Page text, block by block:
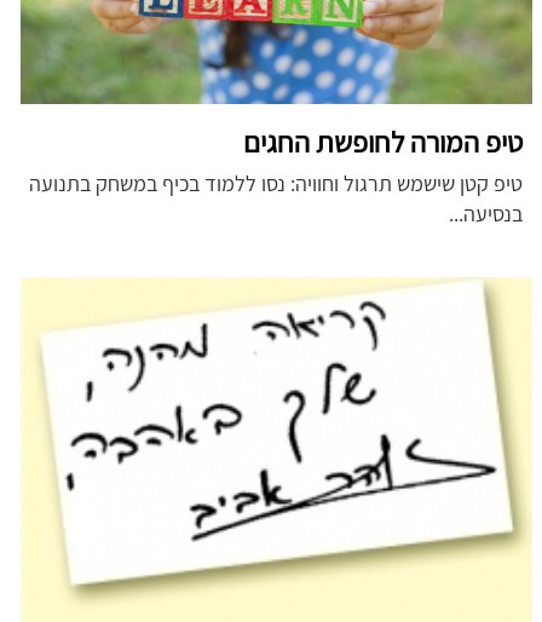
טיפ המורה לחופשת החגים
טיפ קטן שישמש תרגול וחוויה: נסו ללמוד בכיף במשחק בתנועה
בנסיעה...